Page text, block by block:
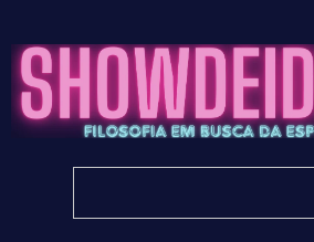
para
conteúdo